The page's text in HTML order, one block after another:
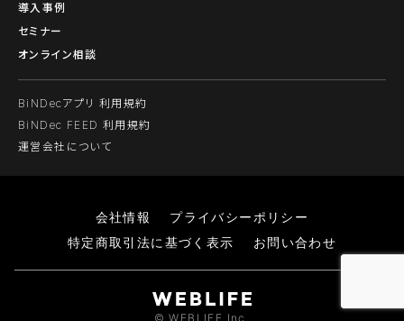
導入事例
セミナー
オンライン相談
BiNDecアプリ 利用規約
BiNDec FEED 利用規約
運営会社について
会社情報
プライバシーポリシー
特定商取引法に基づく表示
お問い合わせ
© WEBLIFE Inc.